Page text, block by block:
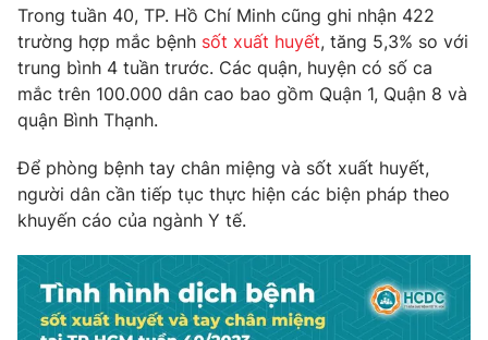
Hậu trường
Nhân vật
Khán giả
Điện ảnh
Âm nhạc
Sao
Đời sống
Du lịch
Chất lượng cuộc sống
Giáo dục
Tuyển sinh
Học trực tuyến
Công nghệ
Hitech Công nghệ tương lai
Thị trường
Lịch phát sóng
Trong tuần 40, TP. Hồ Chí Minh cũng ghi nhận 422
trường hợp mắc bệnh sốt xuất huyết, tăng 5,3% so với
trung bình 4 tuần trước. Các quận, huyện có số ca
mắc trên 100.000 dân cao bao gồm Quận 1, Quận 8 và
quận Bình Thạnh.
Để phòng bệnh tay chân miệng và sốt xuất huyết,
người dân cần tiếp tục thực hiện các biện pháp theo
khuyến cáo của ngành Y tế.